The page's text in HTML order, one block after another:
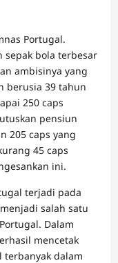
Portugal.
sepak bola terbesar
ambisinya yang
berusia 39 tahun
250 caps
pensiun
205 caps yang
45 caps
ini.
terjadi pada
salah satu
Dalam
mencetak
terbanyak dalam